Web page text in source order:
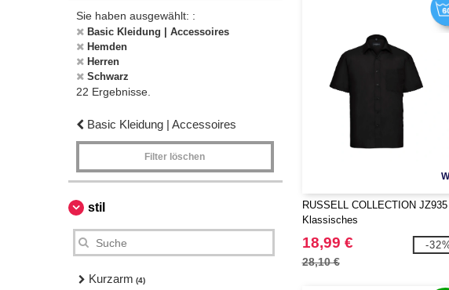
Sie haben ausgewählt: :
Basic Kleidung | Accessoires
Hemden
Herren
Schwarz
22 Ergebnisse.
Basic Kleidung | Accessoires
Filter löschen
stil
Kurzarm (4)
RUSSELL COLLECTION JZ935
Klassisches
Baumwollmischgewebe
Hemd - Kurzarm
18,99 €
28,10 €
-